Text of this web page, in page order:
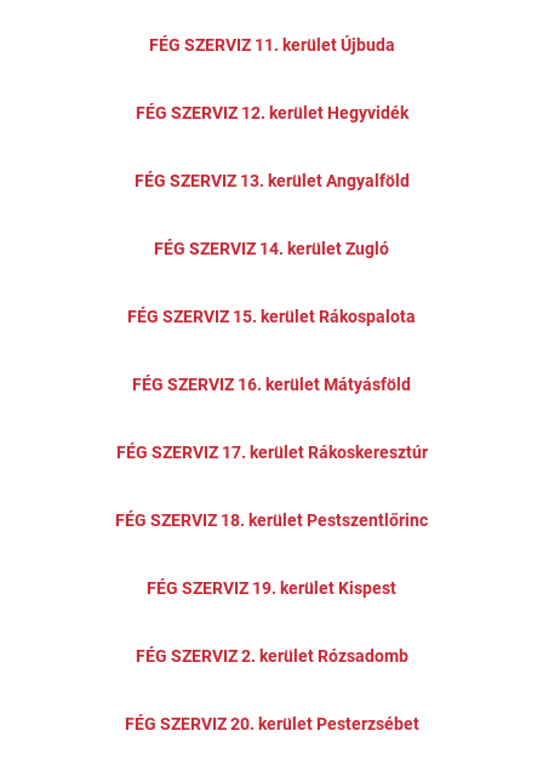
FÉG SZERVIZ 11. kerület Újbuda
FÉG SZERVIZ 12. kerület Hegyvidék
FÉG SZERVIZ 13. kerület Angyalföld
FÉG SZERVIZ 14. kerület Zugló
FÉG SZERVIZ 15. kerület Rákospalota
FÉG SZERVIZ 16. kerület Mátyásföld
FÉG SZERVIZ 17. kerület Rákoskeresztúr
FÉG SZERVIZ 18. kerület Pestszentlőrinc
FÉG SZERVIZ 19. kerület Kispest
FÉG SZERVIZ 2. kerület Rózsadomb
FÉG SZERVIZ 20. kerület Pesterzsébet